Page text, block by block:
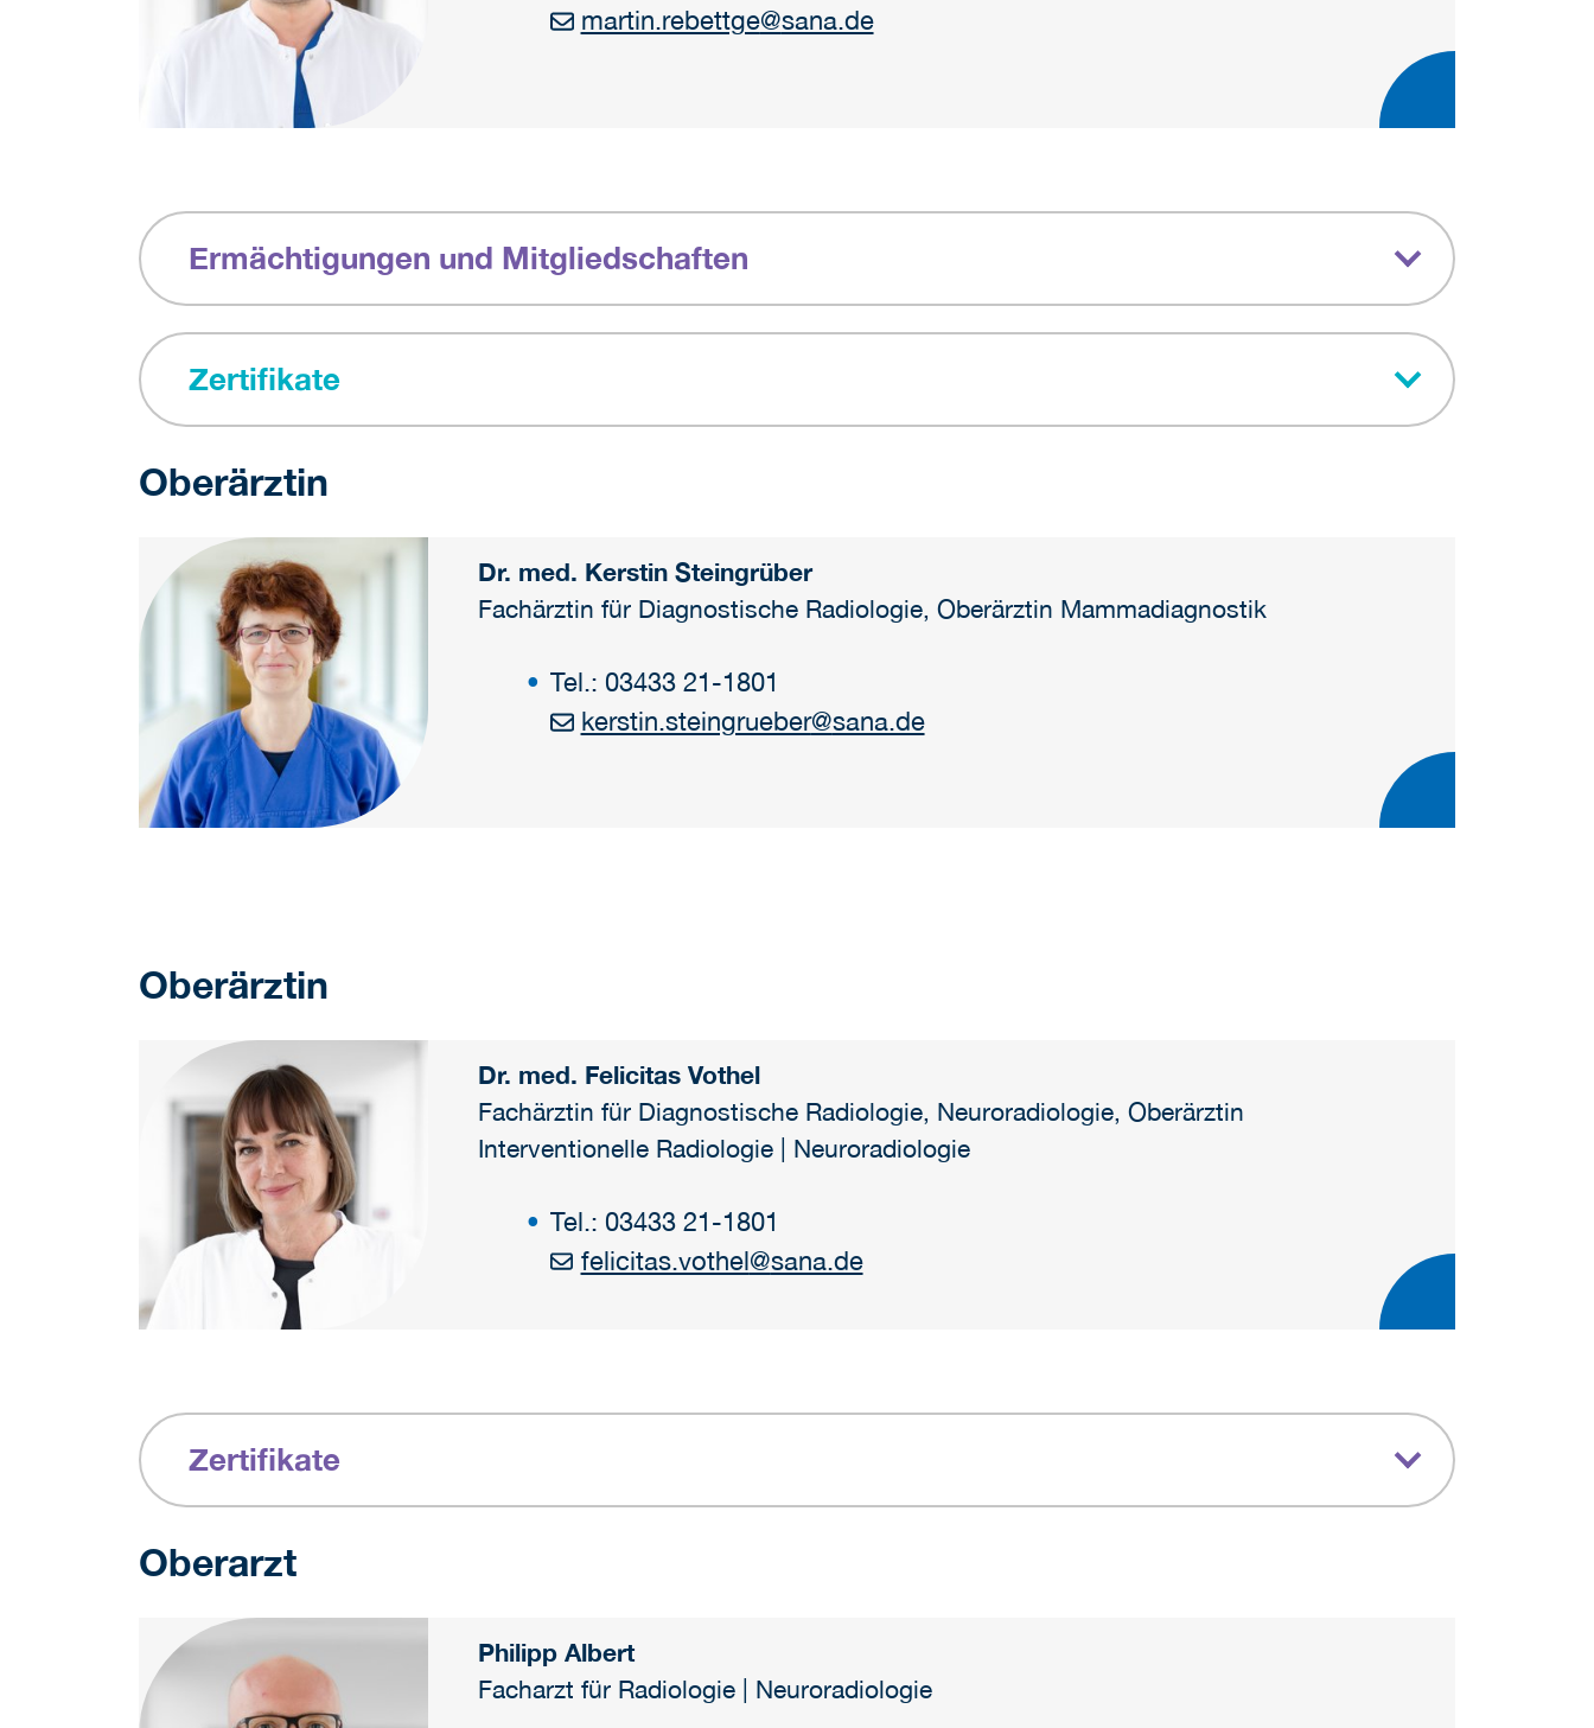
martin.rebettge@sana.de
Ermächtigungen und Mitgliedschaften
Zertifikate
Oberärztin
Dr. med. Kerstin Steingrüber
Fachärztin für Diagnostische Radiologie, Oberärztin Mammadiagnostik
Tel.: 03433 21-1801
kerstin.steingrueber@sana.de
Oberärztin
Dr. med. Felicitas Vothel
Fachärztin für Diagnostische Radiologie, Neuroradiologie, Oberärztin
Interventionelle Radiologie | Neuroradiologie
Tel.: 03433 21-1801
felicitas.vothel@sana.de
Zertifikate
Oberarzt
Philipp Albert
Facharzt für Radiologie | Neuroradiologie